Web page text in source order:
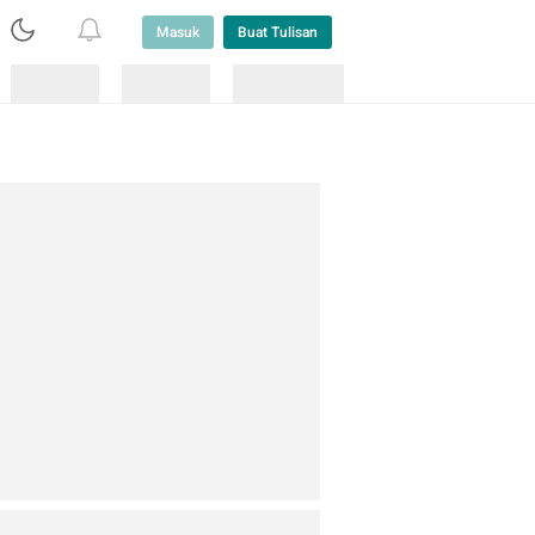
Masuk Buat Tulisan